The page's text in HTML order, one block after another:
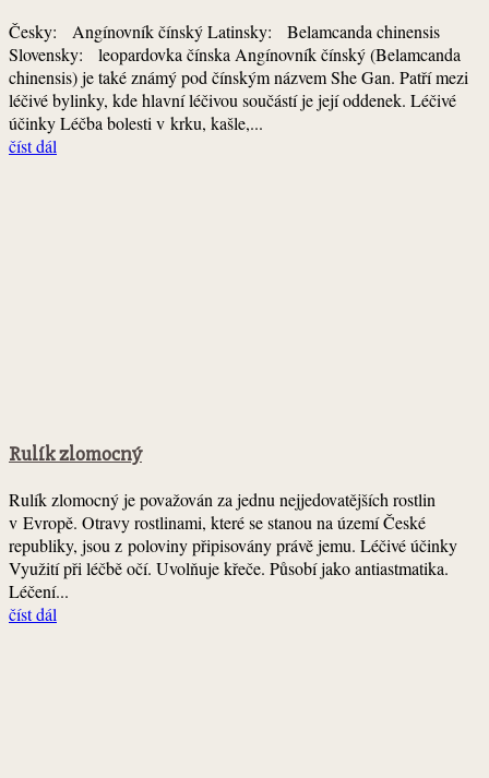
Česky: Angínovník čínský Latinsky: Belamcanda chinensis
Slovensky: leopardovka čínska Angínovník čínský (Belamcanda
chinensis) je také známý pod čínským názvem She Gan. Patří mezi
léčivé bylinky, kde hlavní léčivou součástí je její oddenek. Léčivé
účinky Léčba bolesti v krku, kašle,...
číst dál
Rulík zlomocný
Rulík zlomocný je považován za jednu nejjedovatějších rostlin
v Evropě. Otravy rostlinami, které se stanou na území České
republiky, jsou z poloviny připisovány právě jemu. Léčivé účinky
Využití při léčbě očí. Uvolňuje křeče. Působí jako antiastmatika.
Léčení...
číst dál